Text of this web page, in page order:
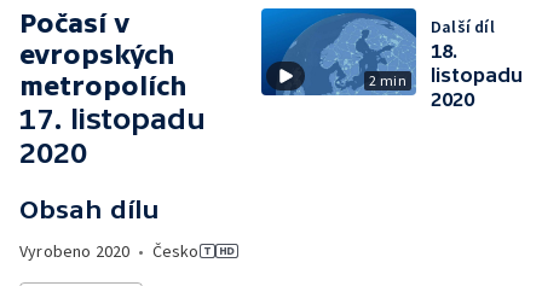
Počasí v
evropských
metropolích
17. listopadu
2020
Obsah dílu
Vyrobeno 2020 • Česko
2 min
Další díl
18.
listopadu
2020